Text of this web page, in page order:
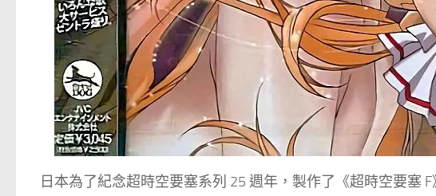
日本為了紀念超時空要塞系列 25 週年，製作了《超時空要塞